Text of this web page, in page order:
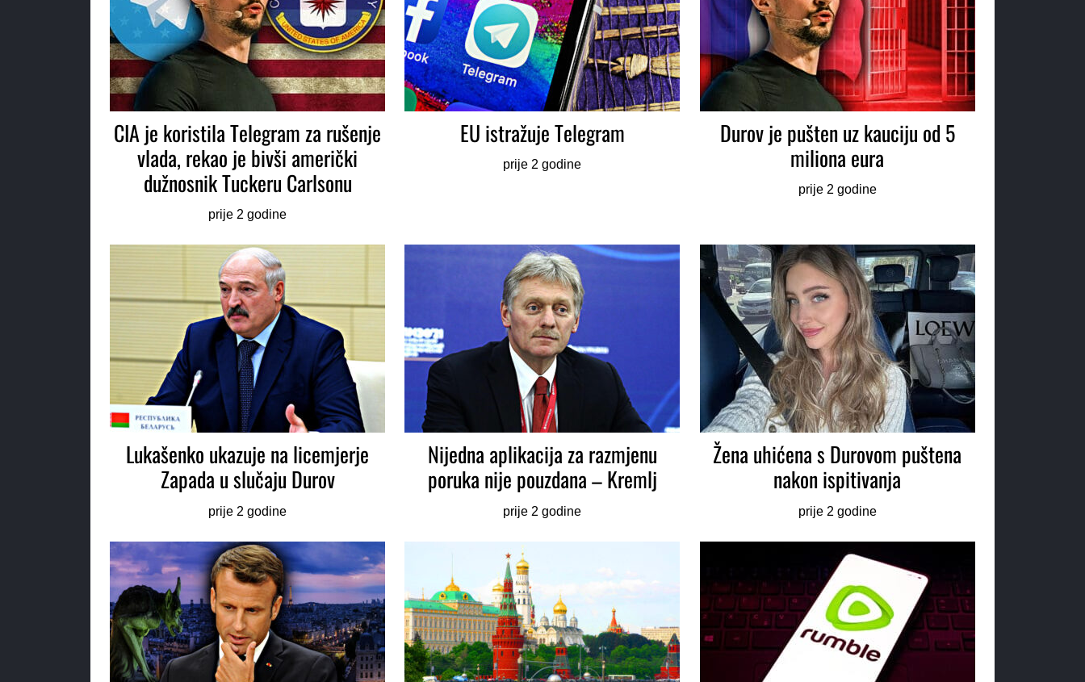
CIA je koristila Telegram za rušenje
vlada, rekao je bivši američki
dužnosnik Tuckeru Carlsonu
prije 2 godine
EU istražuje Telegram
prije 2 godine
Durov je pušten uz kauciju od 5
miliona eura
prije 2 godine
Lukašenko ukazuje na licemjerje
Zapada u slučaju Durov
prije 2 godine
Nijedna aplikacija za razmjenu
poruka nije pouzdana – Kremlj
prije 2 godine
Žena uhićena s Durovom puštena
nakon ispitivanja
prije 2 godine